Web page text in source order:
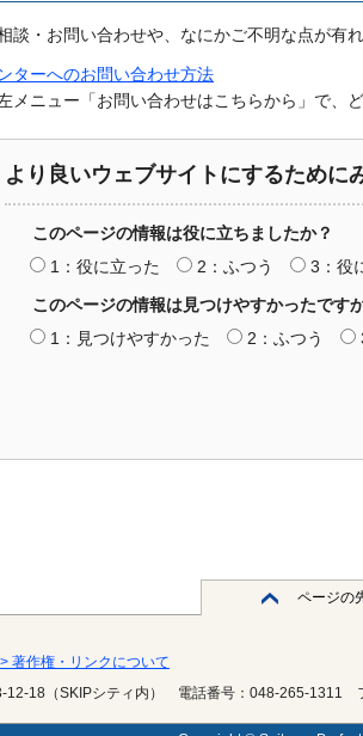
談・お問い合わせや、なにかご不明な点が有
ターへのお問い合わせ方法
メニュー「お問い合わせはこちらから」で、
より良いウェブサイトにするために
このページの情報は役に立ちましたか？
1：役に立った
2：ふつう
3：役
このページの情報は見つけやすかったです
1：見つけやすかった
2：ふつう
ページの
> 著作権・リンクについて
18（SKIPシティ内） 電話番号：048-265-1311